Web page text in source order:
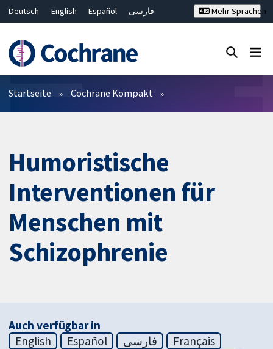
Deutsch English Español
فارسی
Bahasa Malaysia
ไทย
繁體中文
简体中文
Mehr Sprachen
Filter
Startseite Cochrane Kompakt
Humoristische
Interventionen für
Menschen mit
Schizophrenie
Auch verfügbar in
English
Español فارسی
Français